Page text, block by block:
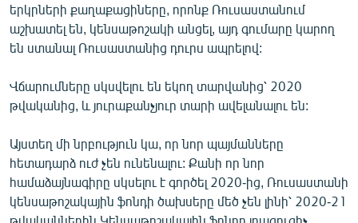
երկրների քաղաքացիները, որոնք Ռուսաստանում
աշխատել են, կենսաթոշակի անցել, այդ գումարը կարող
են ստանալ Ռուսաստանից դուրս ապրելով:
Վճարումները սկսվելու են եկող տարվանից՝ 2020
թվականից, և յուրաքանչյուր տարի ավելանալու են:
Այստեղ մի նրբություն կա, որ նոր պայմանները
հետադարձ ուժ չեն ունենալու: Քանի որ նոր
համաձայնագիրը սկսելու է գործել 2020-ից, Ռուսաստանի
կենսաթոշակային ֆոնդի ծախսերը մեծ չեն լինի՝ 2020-21
թվականներին Կենսաթոշակային ֆոնդը լրացուցիչ